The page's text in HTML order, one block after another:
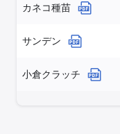
カネコ種苗
サンデン
小倉クラッチ